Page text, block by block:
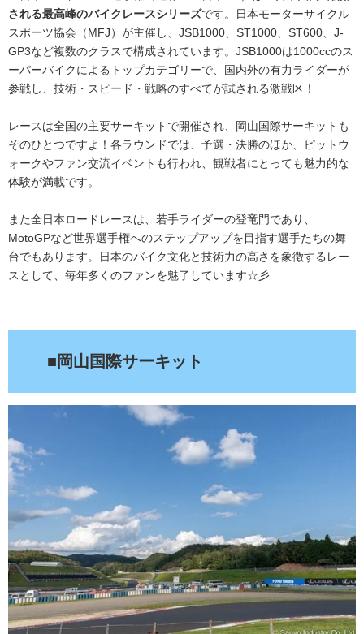
される最高峰のバイクレースシリーズです。日本モーターサイクル
スポーツ協会（MFJ）が主催し、JSB1000、ST1000、ST600、J-
GP3など複数のクラスで構成されています。JSB1000は1000ccのス
ーパーバイクによるトップカテゴリーで、国内外の有力ライダーが
参戦し、技術・スピード・戦略のすべてが試される激戦区！
レースは全国の主要サーキットで開催され、岡山国際サーキットも
そのひとつですよ！各ラウンドでは、予選・決勝のほか、ピットウ
ォークやファン交流イベントも行われ、観戦者にとっても魅力的な
体験が満載です。
また全日本ロードレースは、若手ライダーの登竜門であり、
MotoGPなど世界選手権へのステップアップを目指す選手たちの舞
台でもあります。日本のバイク文化と技術力の高さを象徴するレー
スとして、毎年多くのファンを魅了しています☆彡
■岡山国際サーキット